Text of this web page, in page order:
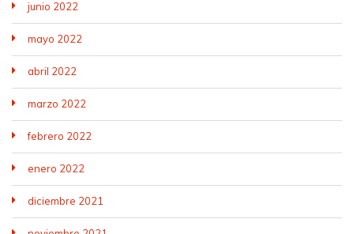
junio 2022
mayo 2022
abril 2022
marzo 2022
febrero 2022
enero 2022
diciembre 2021